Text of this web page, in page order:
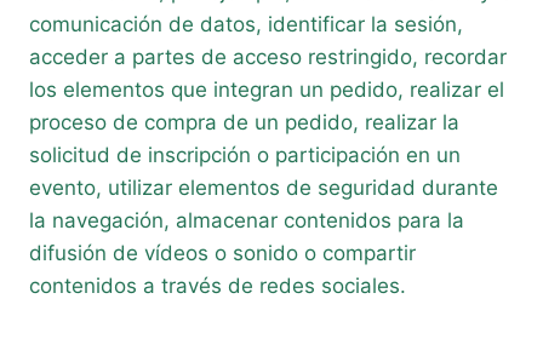
comunicación de datos, identificar la sesión,
acceder a partes de acceso restringido, recordar
los elementos que integran un pedido, realizar el
proceso de compra de un pedido, realizar la
solicitud de inscripción o participación en un
evento, utilizar elementos de seguridad durante
la navegación, almacenar contenidos para la
difusión de vídeos o sonido o compartir
contenidos a través de redes sociales.